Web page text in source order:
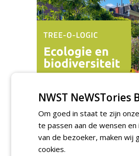
Meld je aan voor onze
nieuwsbrief.
NWST NeWSTories
Om goed in staat te zijn
te passen aan de wensen
van de bezoeker, maken wij
cookies.